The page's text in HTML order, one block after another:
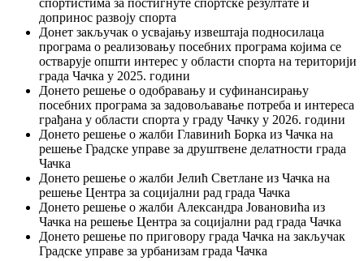
спортистима за постигнуте спортске резултате и
допринос развоју спорта
Донет закључак о усвајању извештаја подносилаца
програма о реализовању посебних програма којима се
остварује општи интерес у области спорта на територији
града Чачка у 2025. години
Донето решење о одобравању и суфинансирању
посебних програма за задовољавање потреба и интереса
грађана у области спорта у граду Чачку у 2026. години
Донето решење о жалби Главинић Борка из Чачка на
решење Градске управе за друштвене делатности града
Чачка
Донето решење о жалби Јелић Светлане из Чачка на
решење Центра за социјални рад града Чачка
Донето решење о жалби Александра Јовановића из
Чачка на решење Центра за социјални рад града Чачка
Донето решење по приговору града Чачка на закључак
Градске управе за урбанизам града Чачка